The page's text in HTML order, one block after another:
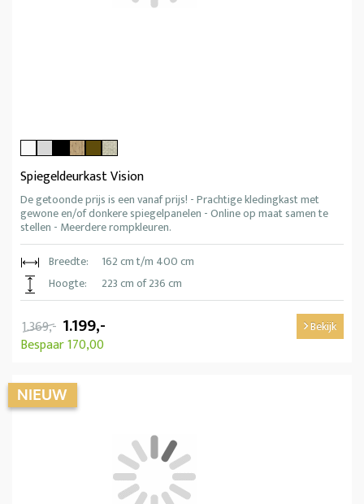
Spiegeldeurkast Vision
De getoonde prijs is een vanaf prijs! - Prachtige kledingkast met
gewone en/of donkere spiegelpanelen - Online op maat samen te
stellen - Meerdere rompkleuren.
Breedte:
162 cm t/m 400 cm
Hoogte:
223 cm of 236 cm
1.369,- 1.199,-
Bespaar 170,00
Bekijk